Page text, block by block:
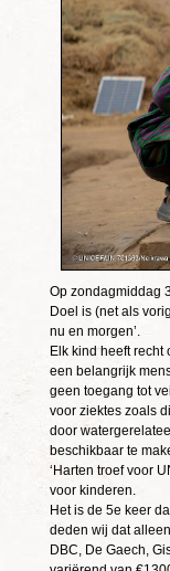
Op zondagmiddag
Doel is (net als
nu en morgen’.
Elk kind heeft recht
een belangrijk
geen toegang tot
voor ziektes zoals
door
beschikbaar te
‘Harten troef voor
voor kinderen.
Het is de 5e keer
deden wij dat
DBC, De Gaech,